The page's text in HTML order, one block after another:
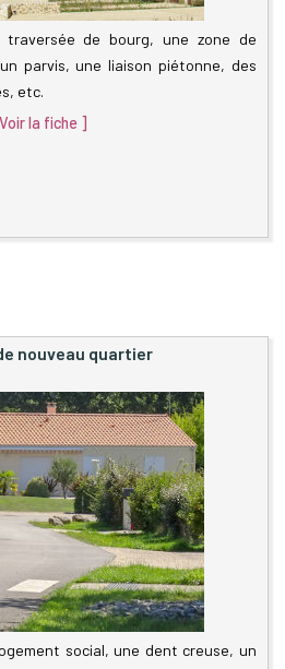
traversée de bourg, une zone de
parvis, une liaison piétonne, des
etc.
la fiche ]
nouveau quartier
social, une dent creuse, un